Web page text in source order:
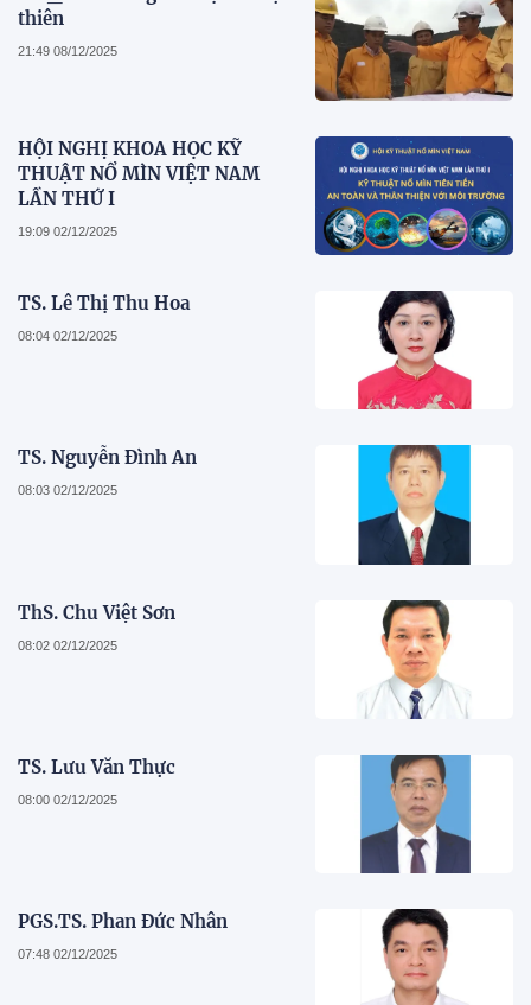
thiên
21:49 08/12/2025
HỘI NGHỊ KHOA HỌC KỸ
THUẬT NỔ MÌN VIỆT NAM
LẦN THỨ I
19:09 02/12/2025
TS. Lê Thị Thu Hoa
08:04 02/12/2025
TS. Nguyễn Đình An
08:03 02/12/2025
ThS. Chu Việt Sơn
08:02 02/12/2025
TS. Lưu Văn Thực
08:00 02/12/2025
PGS.TS. Phan Đức Nhân
07:48 02/12/2025